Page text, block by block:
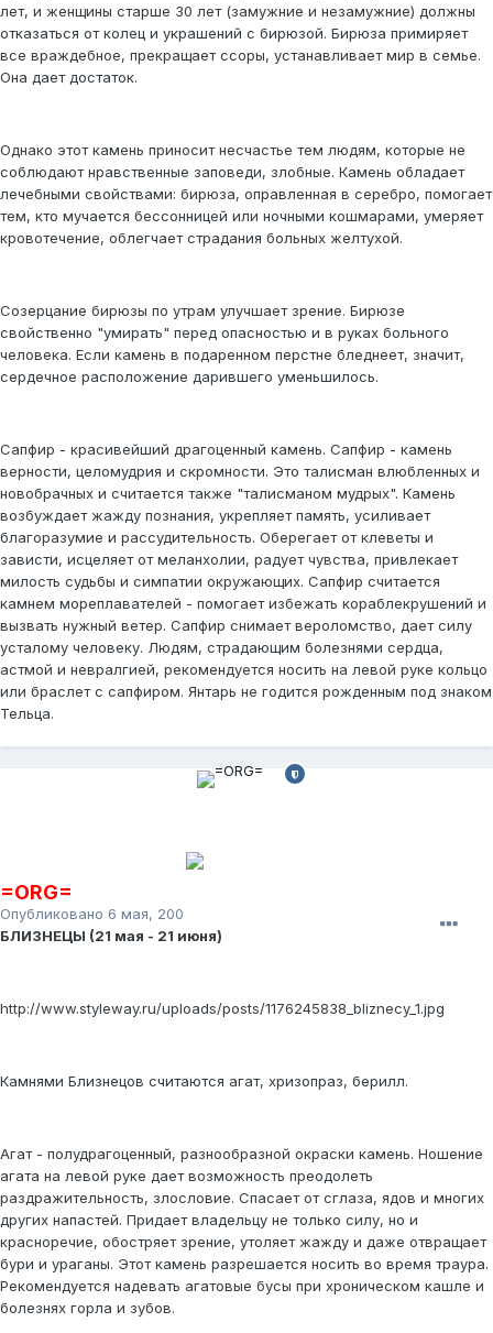
лет, и женщины старше 30 лет (замужние и незамужние) должны
отказаться от колец и украшений с бирюзой. Бирюза примиряет
все враждебное, прекращает ссоры, устанавливает мир в семье.
Она дает достаток.
Однако этот камень приносит несчастье тем людям, которые не
соблюдают нравственные заповеди, злобные. Камень обладает
лечебными свойствами: бирюза, оправленная в серебро, помогает
тем, кто мучается бессонницей или ночными кошмарами, умеряет
кровотечение, облегчает страдания больных желтухой.
Созерцание бирюзы по утрам улучшает зрение. Бирюзе
свойственно "умирать" перед опасностью и в руках больного
человека. Если камень в подаренном перстне бледнеет, значит,
сердечное расположение дарившего уменьшилось.
Сапфир - красивейший драгоценный камень. Сапфир - камень
верности, целомудрия и скромности. Это талисман влюбленных и
новобрачных и считается также "талисманом мудрых". Камень
возбуждает жажду познания, укрепляет память, усиливает
благоразумие и рассудительность. Оберегает от клеветы и
зависти, исцеляет от меланхолии, радует чувства, привлекает
милость судьбы и симпатии окружающих. Сапфир считается
камнем мореплавателей - помогает избежать кораблекрушений и
вызвать нужный ветер. Сапфир снимает вероломство, дает силу
усталому человеку. Людям, страдающим болезнями сердца,
астмой и невралгией, рекомендуется носить на левой руке кольцо
или браслет с сапфиром. Янтарь не годится рожденным под знаком
Тельца.
=ORG=
Опубликовано 6 мая, 2008
БЛИЗНЕЦЫ (21 мая - 21 июня)
http://www.styleway.ru/uploads/posts/1176245838_bliznecy_1.jpg
Камнями Близнецов считаются агат, хризопраз, берилл.
Агат - полудрагоценный, разнообразной окраски камень. Ношение
агата на левой руке дает возможность преодолеть
раздражительность, злословие. Спасает от сглаза, ядов и многих
других напастей. Придает владельцу не только силу, но и
красноречие, обостряет зрение, утоляет жажду и даже отвращает
бури и ураганы. Этот камень разрешается носить во время траура.
Рекомендуется надевать агатовые бусы при хроническом кашле и
болезнях горла и зубов.